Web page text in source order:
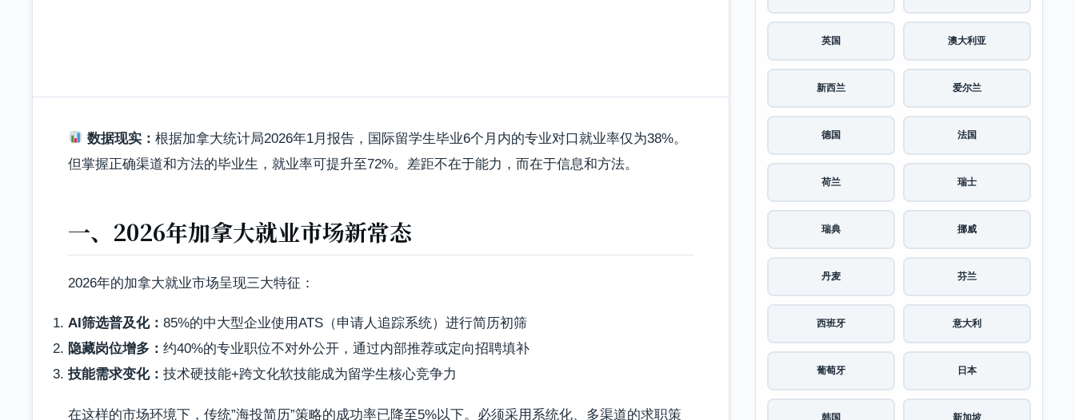
数据现实：根据加拿大统计局2026年1月报告，国际留学生毕业6个月内的专业对口就业率仅为38%。
但掌握正确渠道和方法的毕业生，就业率可提升至72%。差距不在于能力，而在于信息和方法。
一、2026年加拿大就业市场新常态
2026年的加拿大就业市场呈现三大特征：
AI筛选普及化： 85%的中大型企业使用ATS（申请人追踪系统）进行简历初筛
隐藏岗位增多： 约40%的专业职位不对外公开，通过内部推荐或定向招聘填补
技能需求变化： 技术硬技能+跨文化软技能成为留学生核心竞争力
在这样的市场环境下，传统”海投简历”策略的成功率已降至5%以下。必须采用系统化、多渠道的求职策
英国 澳大利亚
新西兰 爱尔兰
德国 法国
荷兰 瑞士
瑞典 挪威
丹麦 芬兰
西班牙 意大利
葡萄牙 日本
韩国 新加坡